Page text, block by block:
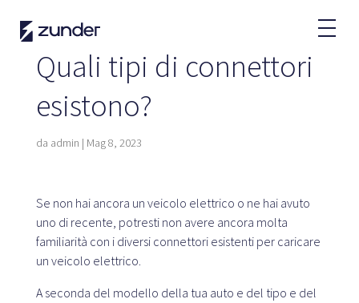
Utente VE
L'APP di Zunder
Come ricaricare?
Partner
Leasing
Quali tipi di connettori
esistono?
da admin | Mag 8, 2023
Se non hai ancora un veicolo elettrico o ne hai avuto
uno di recente, potresti non avere ancora molta
familiarità con i diversi connettori esistenti per caricare
un veicolo elettrico.
A seconda del modello della tua auto e del tipo e del